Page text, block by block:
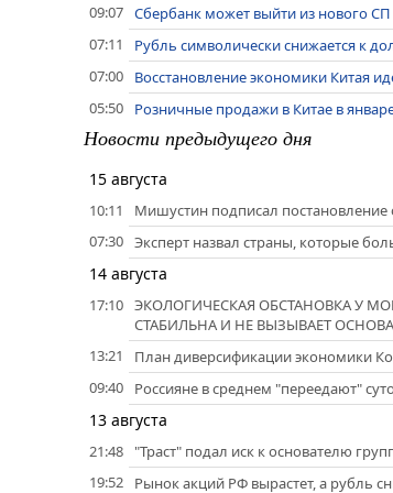
09:07 Сбербанк может выйти из нового
07:11
Рубль символически снижается к
07:00
Восстановление экономики Китая
05:50
Розничные продажи в Китае в
Новости предыдущего дня
15 августа
10:11
Мишустин подписал
07:30 Эксперт назвал страны, которые
14 августа
17:10 ЭКОЛОГИЧЕСКАЯ ОБСТАНОВКА У
СТАБИЛЬНА И НЕ ВЫЗЫВАЕТ
13:21
План диверсификации экономики
09:40
Россияне в среднем "переедают"
13 августа
21:48
"Траст" подал иск к основателю
19:52
Рынок акций РФ вырастет, а рубль